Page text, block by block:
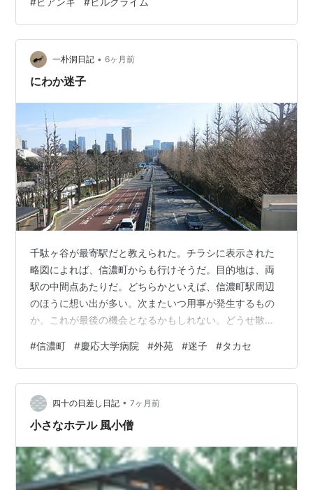
うことにして、できるだけアゲアゲで行く。 霊園の上ま
できて、引き続き登る。 坂中峠を越えた先に出て、黒
姫、妙高、斑尾、飯綱山を眺めつつ信濃町へ向かう。 面
白い形の雲が出ていた。 二ノ倉までやってきて、戸隠へ
登る。 日差しが弱まる…
一朴洞日記 • 6ヶ月前
にわか迷子
千駄ヶ谷が最寄駅だと教えられた。チラシに表示された
略図によれば、信濃町からも行けそうだ。目的地は、両
駅の中間点あたりだ。どちらかといえば、信濃町駅周辺
のほうに想い出が多い。次またいつ用事が発生するもの
か。これが最後の機会となるかもしれない。どうせ散歩
信濃町駅に下車した。 予想し、警戒してもいたのだった
が、私の知る信濃町駅ではなかった。ホームこそ同じ場
所にあるのだろうが、階段もエスカレーターもエレベー
ターも、初めて眼にする駅である。なるほどこう揚る
か、となれば改札を出て右だな。まず間違えた。真正面
が…
#信濃町 #慶応大学病院 #外苑 #迷子 #タカセ
四十の日差し日記 • 7ヶ月前
小さなホテル 風小僧